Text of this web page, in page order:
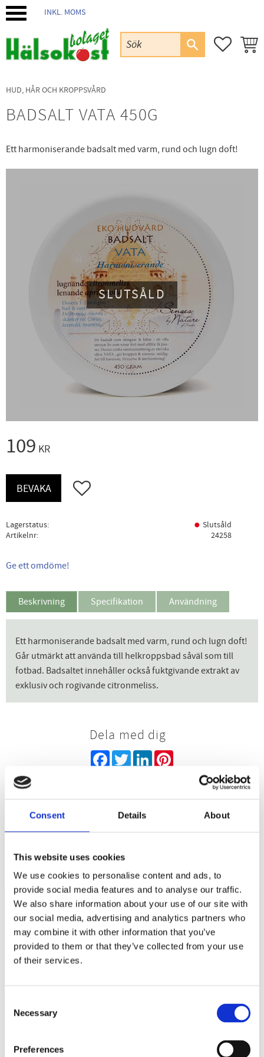
Consent Details About
This website uses cookies
We use cookies to personalise content and ads, to
provide social media features and to analyse our traffic.
We also share information about your use of our site with
our social media, advertising and analytics partners who
may combine it with other information that you’ve
provided to them or that they’ve collected from your use
of their services.
Selection
Necessary
Preferences
INKL. MOMS
HUD, HÅR OCH KROPPSVÅRD
BADSALT VATA 450G
Ett harmoniserande badsalt med varm, rund och lugn doft!
SLUTSÅLD
109 KR
Lägg till i favoriter
BEVAKA
Lagerstatus
Slutsåld
Artikelnr
24258
Ge ett omdöme!
Beskrivning Specifikation Användning
Ett harmoniserande badsalt med varm, rund och lugn doft!
Går utmärkt att använda till helkroppsbad såväl som till
fotbad. Badsaltet innehåller också fuktgivande extrakt av
exklusiv och rogivande citronmeliss.
Dela med dig
Facebook
TwitterLinkedIn
Andra kunder köpte
även:
BADSALT KAPHA 450G